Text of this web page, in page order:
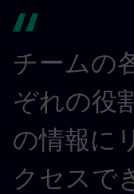
チームの
ぞれの役
の情報に
クセスで